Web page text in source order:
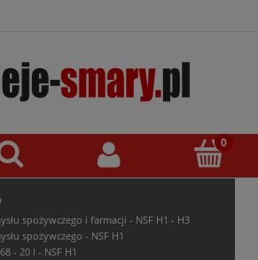
spożywczego i farmacji - NSF H1 - H3
spożywczego - NSF H1
- 20 l - NSF H1